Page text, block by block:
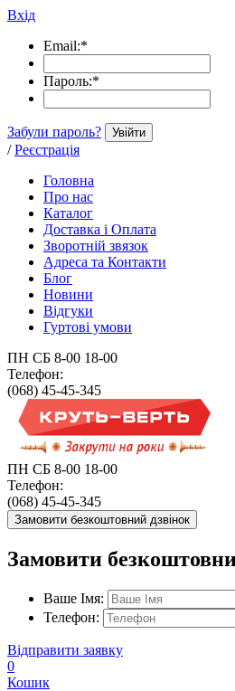
Вхід
Email:*
Пароль:*
Забули пароль? Увійти
/ Реєстрація
Головна
Про нас
Каталог
Доставка і Оплата
Зворотній звязок
Адреса та Контакти
Блог
Новини
Відгуки
Гуртові умови
ПН СБ 8-00 18-00
Телефон:
(068) 45-45-345
ПН СБ 8-00 18-00
Телефон:
(068) 45-45-345
Замовити безкоштовний дзвінок
Замовити
Ваше Імя:
Телефон:
Відправити заявку
0
Кошик